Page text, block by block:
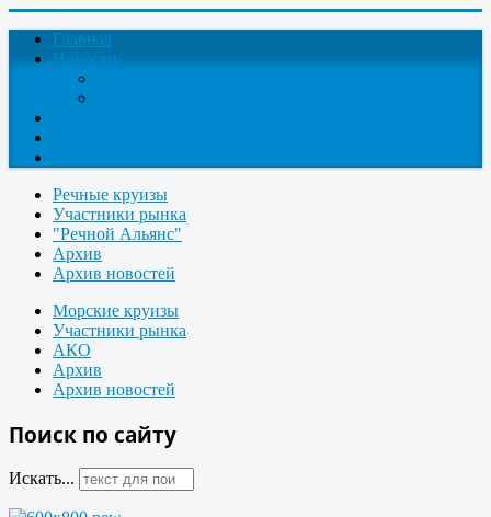
Главная
Новости
Речные круизы
Участники рынка
"Речной Альянс"
Архив
Архив новостей
Морские круизы
Участники рынка
АКО
Архив
Архив новостей
Поиск по сайту
Искать...